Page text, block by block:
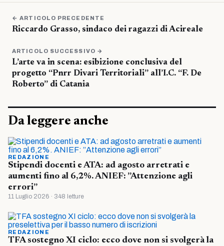
← ARTICOLO PRECEDENTE
Riccardo Grasso, sindaco dei ragazzi di Acireale
ARTICOLO SUCCESSIVO →
L’arte va in scena: esibizione conclusiva del
progetto “Pnrr Divari Territoriali” all’I.C. “F. De
Roberto” di Catania
Da leggere anche
REDAZIONE
Stipendi docenti e ATA: ad agosto arretrati e
aumenti fino al 6,2%. ANIEF: ”Attenzione agli
errori”
11 Luglio 2026 · 348 letture
REDAZIONE
TFA sostegno XI ciclo: ecco dove non si svolgerà la